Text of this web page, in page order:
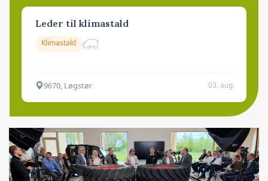
Leder til klimastald
Klimastald
9670, Løgstør 03. aug.